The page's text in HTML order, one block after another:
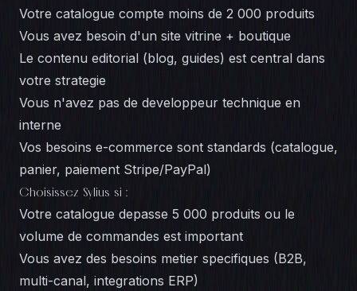
Votre catalogue compte moins de 2 000 produits
Vous avez besoin d'un site vitrine + boutique
Le contenu editorial (blog, guides) est central dans
votre strategie
Vous n'avez pas de developpeur technique en
interne
Vos besoins e-commerce sont standards (catalogue,
panier, paiement Stripe/PayPal)
Choisissez Sylius si :
Votre catalogue depasse 5 000 produits ou le
volume de commandes est important
Vous avez des besoins metier specifiques (B2B,
multi-canal, integrations ERP)